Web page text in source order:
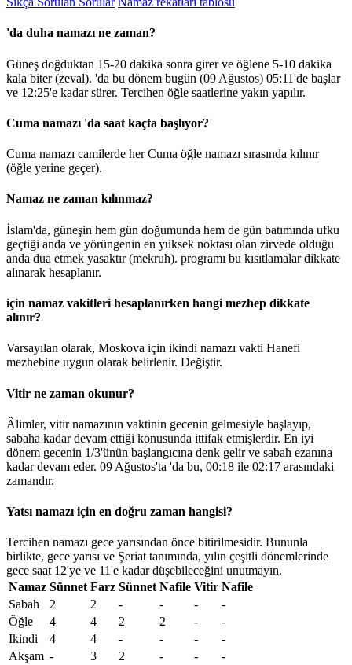
'da duha namazı ne zaman?
Güneş doğduktan 15-20 dakika sonra girer ve öğlene 5-10 dakika
kala biter (zeval). 'da bu dönem bugün (09 Ağustos) 05:11'de başlar
ve 12:25'e kadar sürer. Tercihen öğle saatlerine yakın yapılır.
Cuma namazı 'da saat kaçta başlıyor?
Cuma namazı camilerde her Cuma öğle namazı sırasında kılınır
(öğle yerine geçer).
Namaz ne zaman kılınmaz?
İslam'da, güneşin hem gün doğumunda hem de gün batımında ufku
geçtiği anda ve yörüngenin en yüksek noktası olan zirvede olduğu
anda dua etmek yasaktır (mekruh). programı bu kısıtlamalar dikkate
alınarak hesaplanır.
için namaz vakitleri hesaplanırken hangi mezhep dikkate
alınır?
Varsayılan olarak, Moskova için ikindi namazı vakti Hanefi
mezhebine uygun olarak belirlenir. Değiştir.
Vitir ne zaman okunur?
Âlimler, vitir namazının vaktinin gecenin gelmesiyle başlayıp,
sabaha kadar devam ettiği konusunda ittifak etmişlerdir. En iyi
dönem gecenin 1/3'ünün başlangıcına denk gelir ve sabah ezanına
kadar devam eder. 09 Ağustos'ta 'da bu, 00:18 ile 02:17 arasındaki
zamandır.
Yatsı namazı için en doğru zaman hangisi?
Tercihen namazı gece yarısından önce bitirilmesidir. Bununla
birlikte, gece yarısı ve Şeriat tanımında, yılın çeşitli dönemlerinde
gece saat 12'ye ve 11'e kadar düşebileceğini unutmayın.
Namaz Sünnet Farz Sünnet Nafile Vitir Nafile
Sabah
2 2 - - -
-
Öğle
4 4 2 2 -
-
Ikindi
4 4 - - -
-
Akşam - 3 2 - -
-